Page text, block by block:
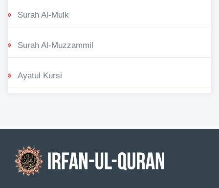
Surah Al-Mulk
Surah Al-Muzzammil
Ayatul Kursi